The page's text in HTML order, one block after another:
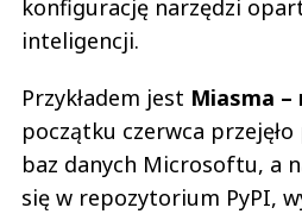
konfigurację narzędzi
inteligencji.
Przykładem jest Miasma –
początku czerwca przejęło
baz danych Microsoftu, a
się w repozytorium PyPI,